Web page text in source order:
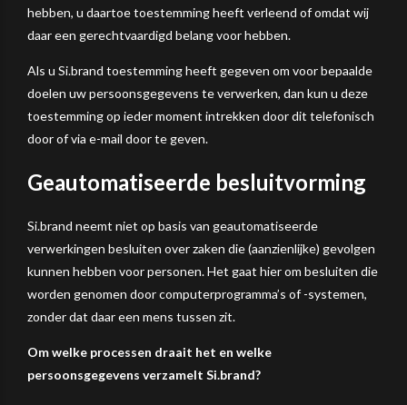
hebben, u daartoe toestemming heeft verleend of omdat wij
daar een gerechtvaardigd belang voor hebben.
Als u Si.brand toestemming heeft gegeven om voor bepaalde
doelen uw persoonsgegevens te verwerken, dan kun u deze
toestemming op ieder moment intrekken door dit telefonisch
door of via e-mail door te geven.
Geautomatiseerde besluitvorming
Si.brand neemt niet op basis van geautomatiseerde
verwerkingen besluiten over zaken die (aanzienlijke) gevolgen
kunnen hebben voor personen. Het gaat hier om besluiten die
worden genomen door computerprogramma’s of -systemen,
zonder dat daar een mens tussen zit.
Om welke processen draait het en welke
persoonsgegevens verzamelt Si.brand?